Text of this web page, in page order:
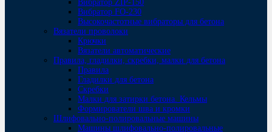
Вибратор ZIP-150
Bибратор FO-230
Высокочастотные вибраторы для бетона
Вязатели проволоки
Крючки
Вязатели автоматические
Правила, гладилки, скребки, малки для бетона
Правила
Гладилки для бетона
Скребки
Малки для затирки бетона. Кельмы
Формирователи шва и кромки
Шлифовально-полировальные машины
Машины шлифовально-полировальные